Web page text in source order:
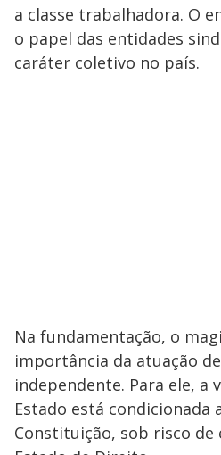
a classe trabalhadora. O
o papel das entidades
caráter coletivo no país.
Na fundamentação, o
importância da atuação
independente. Para ele, a
Estado está condicionada
Constituição, sob risco